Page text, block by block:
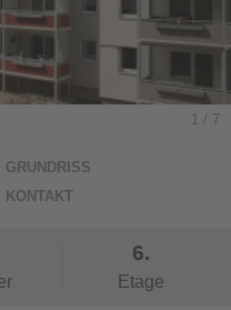
Bad mit Fenster
Möbliert
1 / 7
GRUNDRISS
KONTAKT
6.
Etage